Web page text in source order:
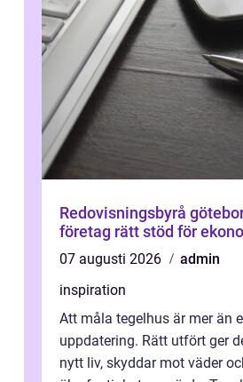
Redovisningsbyrå göteborg så
företag rätt stöd för
07 augusti 2026
admin
inspiration
Att måla tegelhus är mer än
uppdatering. Rätt utfört ger
nytt liv, skyddar mot väder